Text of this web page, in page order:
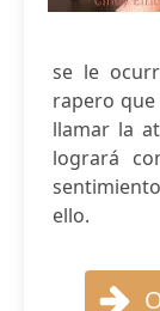
se le
rapero que
llamar la
logrará
ello.